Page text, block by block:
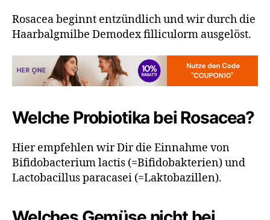
Rosacea beginnt entzündlich und wir durch die
Haarbalgmilbe Demodex filliculorm ausgelöst.
Welche Probiotika bei Rosacea?
Hier empfehlen wir Dir die Einnahme von
Bifidobacterium lactis (=Bifidobakterien) und
Lactobacillus paracasei (=Laktobazillen).